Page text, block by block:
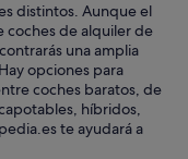
distintos. Aunque el
coches de alquiler de
una amplia
opciones para
coches baratos, de
híbridos,
te ayudará a